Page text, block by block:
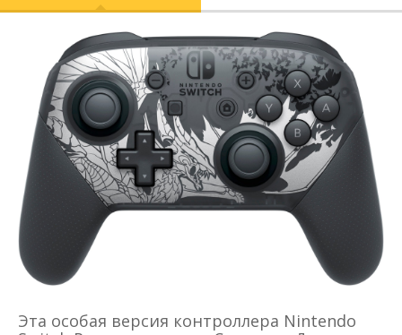
Эта особая версия контроллера Nintendo